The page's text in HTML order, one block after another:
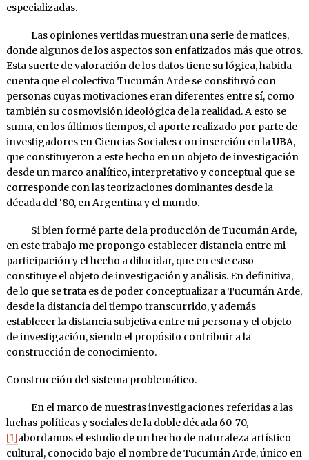
especializadas.
Las opiniones vertidas muestran una serie de matices,
donde algunos de los aspectos son enfatizados más que otros.
Esta suerte de valoración de los datos tiene su lógica, habida
cuenta que el colectivo Tucumán Arde se constituyó con
personas cuyas motivaciones eran diferentes entre sí, como
también su cosmovisión ideológica de la realidad. A esto se
suma, en los últimos tiempos, el aporte realizado por parte de
investigadores en Ciencias Sociales con inserción en la UBA,
que constituyeron a este hecho en un objeto de investigación
desde un marco analítico, interpretativo y conceptual que se
corresponde con las teorizaciones dominantes desde la
década del ‘80, en Argentina y el mundo.
Si bien formé parte de la producción de Tucumán Arde,
en este trabajo me propongo establecer distancia entre mi
participación y el hecho a dilucidar, que en este caso
constituye el objeto de investigación y análisis. En definitiva,
de lo que se trata es de poder conceptualizar a Tucumán Arde,
desde la distancia del tiempo transcurrido, y además
establecer la distancia subjetiva entre mi persona y el objeto
de investigación, siendo el propósito contribuir a la
construcción de conocimiento.
Construcción del sistema problemático.
En el marco de nuestras investigaciones referidas a las
luchas políticas y sociales de la doble década 60-70,
[1]abordamos el estudio de un hecho de naturaleza artístico
cultural, conocido bajo el nombre de Tucumán Arde, único en